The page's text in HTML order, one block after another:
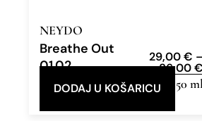
NEYDO
Breathe Out
01.02
29,00€ –
86,00€
Eau de Parfum 12ml, 50 ml
DODAJ U KOŠARICU